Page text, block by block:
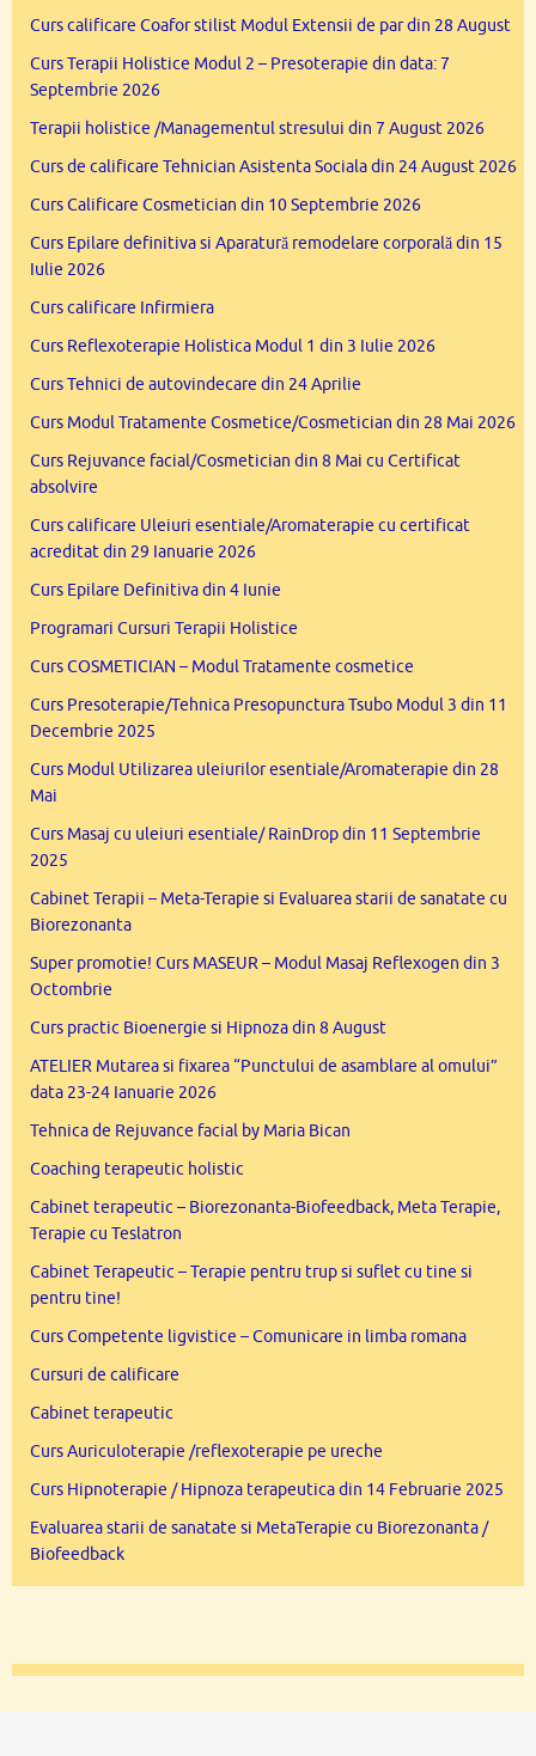
Curs calificare Coafor stilist Modul Extensii de par din 28 August
Curs Terapii Holistice Modul 2 – Presoterapie din data: 7
Septembrie 2026
Terapii holistice /Managementul stresului din 7 August 2026
Curs de calificare Tehnician Asistenta Sociala din 24 August 2026
Curs Calificare Cosmetician din 10 Septembrie 2026
Curs Epilare definitiva si Aparatură remodelare corporală din 15
Iulie 2026
Curs calificare Infirmiera
Curs Reflexoterapie Holistica Modul 1 din 3 Iulie 2026
Curs Tehnici de autovindecare din 24 Aprilie
Curs Modul Tratamente Cosmetice/Cosmetician din 28 Mai 2026
Curs Rejuvance facial/Cosmetician din 8 Mai cu Certificat
absolvire
Curs calificare Uleiuri esentiale/Aromaterapie cu certificat
acreditat din 29 Ianuarie 2026
Curs Epilare Definitiva din 4 Iunie
Programari Cursuri Terapii Holistice
Curs COSMETICIAN – Modul Tratamente cosmetice
Curs Presoterapie/Tehnica Presopunctura Tsubo Modul 3 din 11
Decembrie 2025
Curs Modul Utilizarea uleiurilor esentiale/Aromaterapie din 28
Mai
Curs Masaj cu uleiuri esentiale/ RainDrop din 11 Septembrie
2025
Cabinet Terapii – Meta-Terapie si Evaluarea starii de sanatate cu
Biorezonanta
Super promotie! Curs MASEUR – Modul Masaj Reflexogen din 3
Octombrie
Curs practic Bioenergie si Hipnoza din 8 August
ATELIER Mutarea si fixarea “Punctului de asamblare al omului”
data 23-24 Ianuarie 2026
Tehnica de Rejuvance facial by Maria Bican
Coaching terapeutic holistic
Cabinet terapeutic – Biorezonanta-Biofeedback, Meta Terapie,
Terapie cu Teslatron
Cabinet Terapeutic – Terapie pentru trup si suflet cu tine si
pentru tine!
Curs Competente ligvistice – Comunicare in limba romana
Cursuri de calificare
Cabinet terapeutic
Curs Auriculoterapie /reflexoterapie pe ureche
Curs Hipnoterapie / Hipnoza terapeutica din 14 Februarie 2025
Evaluarea starii de sanatate si MetaTerapie cu Biorezonanta /
Biofeedback